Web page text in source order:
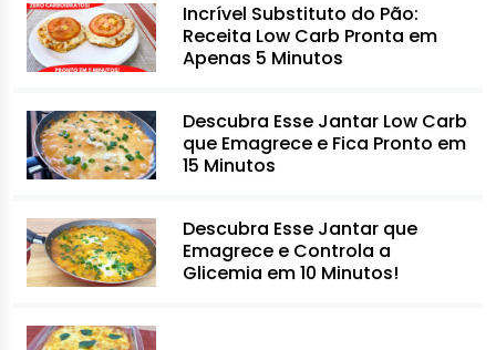
Incrível Substituto do Pão:
Receita Low Carb Pronta em
Apenas 5 Minutos
Descubra Esse Jantar Low Carb
que Emagrece e Fica Pronto em
15 Minutos
Descubra Esse Jantar que
Emagrece e Controla a
Glicemia em 10 Minutos!